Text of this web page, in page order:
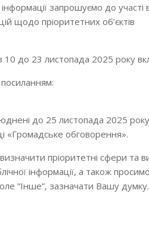
запрошуємо до участі
щодо пріоритетних об’єктів
10 до 23 листопада 2025 року
до 25 листопада 2025
«Громадське обговорення».
пріоритетні сфери та
інформації, а також
“Інше”, зазначати Вашу думку.